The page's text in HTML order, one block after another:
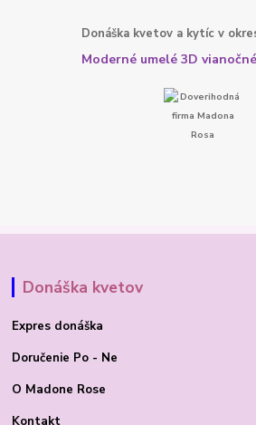
Donáška kvetov a kytíc v
Moderné umelé 3D
Donáška kvetov
Expres donáška
Doručenie Po - Ne
O Madone Rose
Kontakt